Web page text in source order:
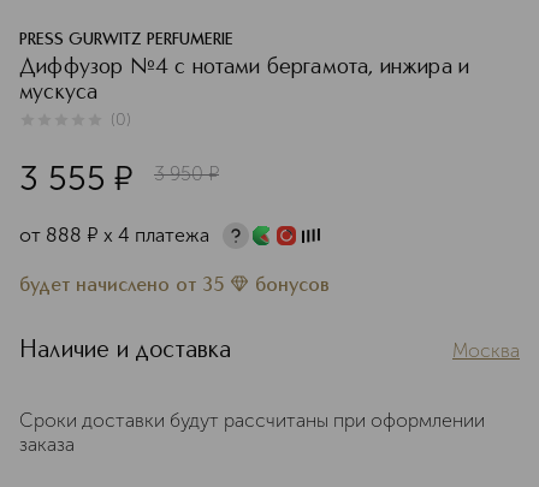
PRESS GURWITZ PERFUMERIE
Диффузор №4 с нотами бергамота, инжира и
мускуса
(0)
3 555 ¤ 3 950 ¤
от 888 ¤ х 4 платежа
будет начислено от 35 бонусов
Наличие и доставка Москва
Сроки доставки будут рассчитаны при оформлении
заказа